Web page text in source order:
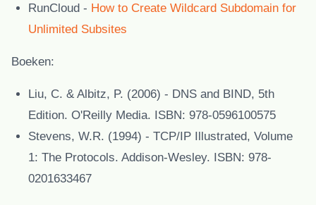
RunCloud - How to Create Wildcard Subdomain for
Unlimited Subsites
Boeken:
Liu, C. & Albitz, P. (2006) - DNS and BIND, 5th
Edition. O'Reilly Media. ISBN: 978-0596100575
Stevens, W.R. (1994) - TCP/IP Illustrated, Volume
1: The Protocols. Addison-Wesley. ISBN: 978-
0201633467